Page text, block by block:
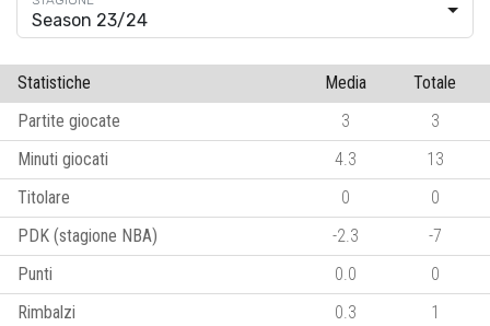
Season 23/24
Statistiche Media
Totale
Partite giocate
3
3
Minuti giocati
4.3
13
Titolare
0
0
PDK (stagione NBA)
-2.3
-7
Punti
0.0
0
Rimbalzi
0.3
1